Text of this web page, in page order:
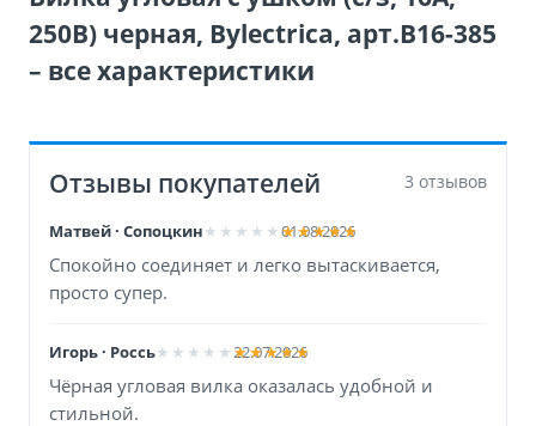
250В) черная, Bylectrica, арт.В16-385
– все характеристики
Отзывы покупателей 3 отзывов
Матвей · Сопоцкин 01.08.2026
Спокойно соединяет и легко вытаскивается,
просто супер.
Игорь · Россь 22.07.2026
Чёрная угловая вилка оказалась удобной и
стильной.